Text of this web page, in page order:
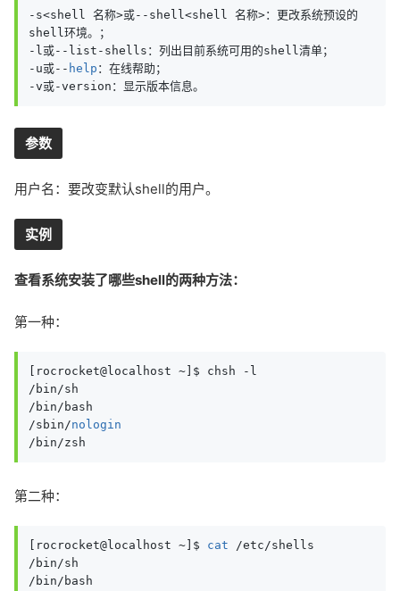
-s<shell 名称>或--shell<shell 名称>：更改系统预设的
shell环境。；
-l或--list-shells：列出目前系统可用的shell清单；
-u或-- help ：在线帮助；
-v或-version：显示版本信息。
参数
用户名：要改变默认shell的用户。
实例
查看系统安装了哪些shell的两种方法：
第一种：
[rocrocket@localhost ~]$ chsh -l
/bin/sh
/bin/bash
/sbin/nologin
/bin/zsh
第二种：
[rocrocket@localhost ~]$ cat /etc/shells
/bin/sh
/bin/bash